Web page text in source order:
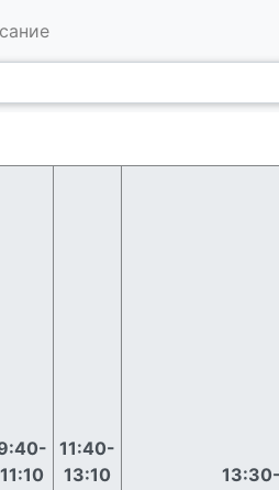
11:10
11:40-
13:10